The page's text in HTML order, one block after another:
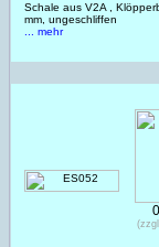
Schale aus V2A ,
mm, ungeschliffen
... mehr